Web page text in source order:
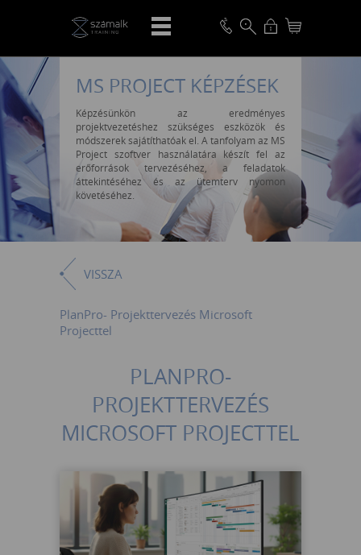
MS PROJECT KÉPZÉSEK
Képzésünkön az eredményes
projektvezetéshez szükséges eszközök és
módszerek sajátíthatóak el. A tanfolyam az MS
Project szoftver használatára készít fel az
erőforrások tervezéséhez, a feladatok
áttekintéséhez és az ütemterv nyomon
követéséhez.
VISSZA
PlanPro- Projekttervezés Microsoft
Projecttel
PLANPRO-
PROJEKTTERVEZÉS
MICROSOFT PROJECTTEL